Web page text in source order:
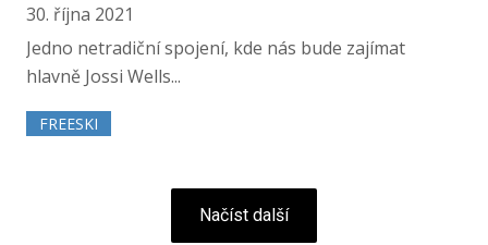
30. října 2021
Jedno netradiční spojení, kde nás bude zajímat
hlavně Jossi Wells...
FREESKI
Načíst další